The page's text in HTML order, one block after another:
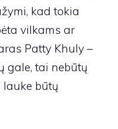
kad tokia
vilkams ar
Patty Khuly –
gale, tai nebūtų
būtų